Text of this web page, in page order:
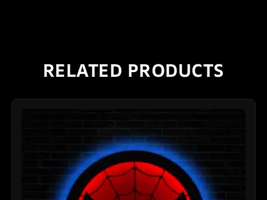
RELATED PRODUCTS